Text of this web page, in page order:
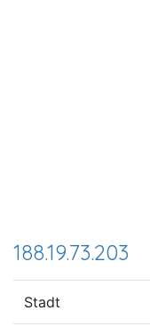
188.19.73.203
Stadt